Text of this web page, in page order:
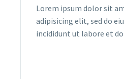
Lorem ipsum dolor sit
adipisicing elit, sed do
incididunt ut labore et